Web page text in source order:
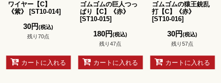
ワイヤー【C】
《紫》
[ST10-014]
30円(税込)
残り70点
カートに入れる
ゴムゴムの巨人つっ
ぱり【C】《赤》
[ST10-015]
180円(税込)
残り47点
カートに入れる
ゴムゴムの猿王銃乱
打【C】《赤》
[ST10-016]
30円(税込)
残り57点
カートに入れる